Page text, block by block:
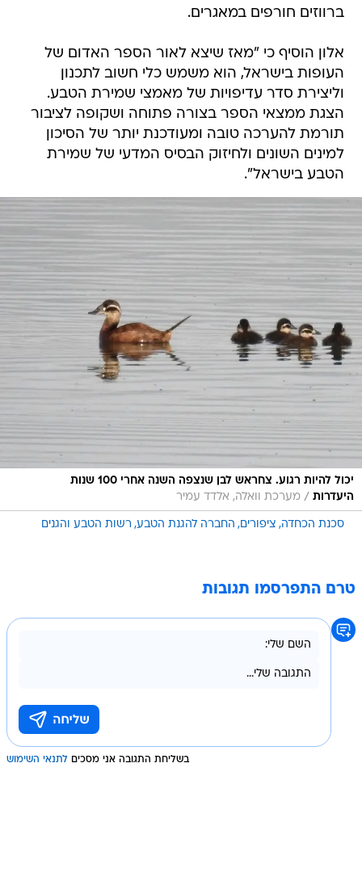
אלון הוסיף כי "מאז שיצא לאור הספר האדום של
וליצירת סדר עדיפויות של מאמצי שמירת הטבע.
הצגת ממצאי הספר בצורה פתוחה ושקופה לציבור
תורמת להערכה טובה ומעודכנת יותר של הסיכון
למינים השונים ולחיזוק הבסיס המדעי של שמירת
הטבע בישראל".
היעדרות / מערכת וואלה, אלדד עמיר
סכנת הכחדה ציפורים החברה להגנת הטבע רשות הטבע והגנים
בשליחת התגובה אני מסכים לתנאי השימוש